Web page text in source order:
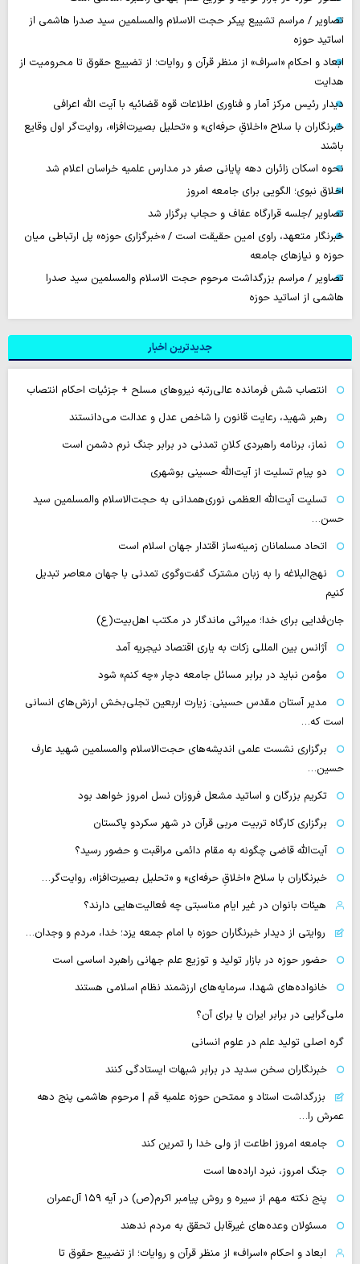
تصاویر / مراسم تشییع پیکر حجت ‌الاسلام والمسلمین سید صدرا هاشمی از
اساتید حوزه
ابعاد و احکام «اسراف» از منظر قرآن و روایات؛ از تضییع حقوق تا محرومیت از
هدایت
دیدار رئیس مرکز آمار و فناوری اطلاعات قوه قضائیه با آیت الله اعرافی
خبرنگاران با سلاح «اخلاقِ حرفه‌ای» و «تحلیل بصیرت‌افزا»، روایت‌گر اول وقایع
باشند
نحوه اسکان زائران دهه پایانی صفر در مدارس علمیه خراسان اعلام شد
اخلاق نبوی؛ الگویی برای جامعه امروز
تصاویر /جلسه قرارگاه عفاف و حجاب برگزار شد
خبرنگار متعهد، راوی امین حقیقت است / «خبرگزاری حوزه» پل ارتباطی میان
حوزه و نیازهای جامعه
تصاویر / مراسم بزرگداشت مرحوم حجت الاسلام والمسلمین سید صدرا
هاشمی از اساتید حوزه
جدیدترین اخبار
انتصاب شش فرمانده عالی‌رتبه نیروهای مسلح + جزئیات احکام انتصاب
رهبر شهید، رعایت قانون را شاخص عدل و عدالت می‌دانستند
نماز، برنامه راهبردی کلانِ تمدنی در برابر جنگ نرم دشمن است
دو پیام تسلیت از آیت‌الله حسینی بوشهری
تسلیت آیت‌الله العظمی نوری‌همدانی به حجت‌الاسلام والمسلمین سید
حسن…
اتحاد مسلمانان زمینه‌ساز اقتدار جهان اسلام است
نهج‌البلاغه را به زبان مشترک گفت‌وگوی تمدنی با جهان معاصر تبدیل
کنیم
جان‌فدایی برای خدا؛ میراثی ماندگار در مکتب اهل‌بیت(ع)
آژانس بین المللی زکات به یاری اقتصاد نیجریه آمد
مؤمن نباید در برابر مسائل جامعه دچار «چه کنم» شود
مدیر آستان مقدس حسینی: زیارت اربعین تجلی‌بخش ارزش‌های انسانی
است که…
برگزاری نشست علمی اندیشه‌های حجت‌الاسلام والمسلمین شهید عارف
حسین…
تکریم بزرگان و اساتید مشعل فروزان نسل امروز خواهد بود
برگزاری کارگاه تربیت مربی قرآن در شهر سکردو پاکستان
آیت‌الله قاضی چگونه به مقام دائمی مراقبت و حضور رسید؟
خبرنگاران با سلاح «اخلاقِ حرفه‌ای» و «تحلیل بصیرت‌افزا»، روایت‌گر…
هیئات بانوان در غیر ایام مناسبتی چه فعالیت‌هایی دارند؟
روایتی از دیدار خبرنگاران حوزه با امام جمعه یزد؛ خدا، مردم و وجدان…
حضور حوزه در بازار تولید و توزیع علم جهانی راهبرد اساسی است
خانواده‌های شهدا، سرمایه‌های ارزشمند نظام اسلامی هستند
ملی‌گرایی در برابر ایران یا برای آن؟
گره اصلی تولید علم در علوم انسانی
خبرنگاران سخن سدید در برابر شبهات ایستادگی کنند
بزرگداشت استاد و ممتحن حوزه علمیه قم | مرحوم هاشمی پنج دهه
عمرش را…
جامعه امروز اطاعت از ولی خدا را تمرین کند
جنگ امروز، نبرد اراده‌ها است
پنج نکته مهم از سیره و روش پیامبر اکرم(ص) در آیه ۱۵۹ آل‌عمران
مسئولان وعده‌های غیرقابل تحقق به مردم ندهند
ابعاد و احکام «اسراف» از منظر قرآن و روایات؛ از تضییع حقوق تا